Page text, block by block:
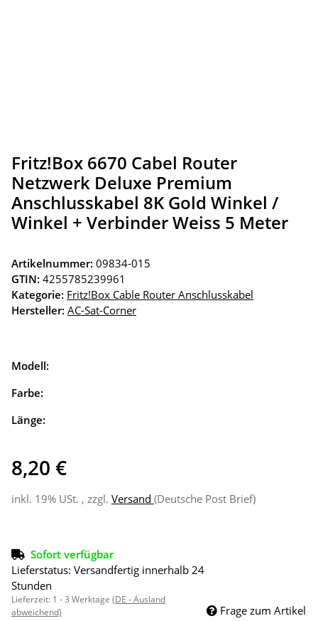
Fritz!Box 6670 Cabel Router
Netzwerk Deluxe Premium
Anschlusskabel 8K Gold Winkel /
Winkel + Verbinder Weiss 5 Meter
Artikelnummer: 09834-015
GTIN: 4255785239961
Kategorie: Fritz!Box Cable Router Anschlusskabel
Hersteller: AC-Sat-Corner
Modell:
Farbe:
Länge:
8,20 €
inkl. 19% USt. , zzgl. Versand (Deutsche Post Brief)
Sofort verfügbar
Lieferstatus: Versandfertig innerhalb 24
Stunden
Lieferzeit: 1 - 3 Werktage (DE - Ausland
abweichend)
Frage zum Artikel